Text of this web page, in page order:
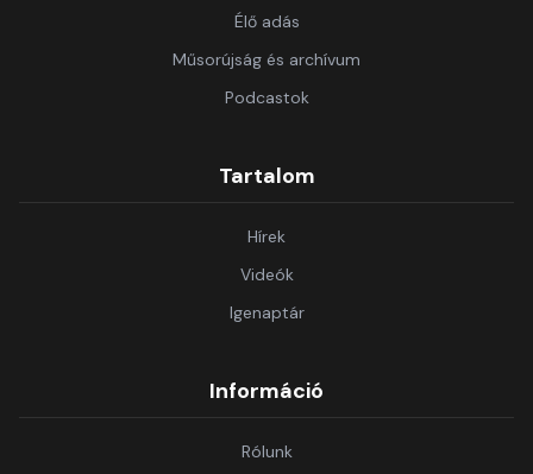
Élő adás
Műsorújság és archívum
Podcastok
Tartalom
Hírek
Videók
Igenaptár
Információ
Rólunk